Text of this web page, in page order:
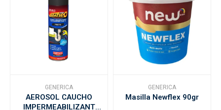
GENERICA
AEROSOL CAUCHO
IMPERMEABILIZANT
GENERICA
Masilla Newflex 90gr
Cisternas
Accesorios